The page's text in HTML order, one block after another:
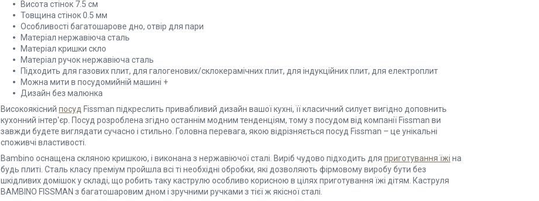
Висота стінок 7.5 см
Товщина стінок 0.5 мм
Особливості багатошарове дно, отвір для пари
Матеріал нержавіюча сталь
Матеріал кришки скло
Матеріал ручок нержавіюча сталь
Підходить для газових плит, для галогенових/склокерамічних плит, для індукційних плит, для електроплит
Можна мити в посудомийній машині +
Дизайн без малюнка
Високоякісний посуд Fissman підкреслить привабливий дизайн вашої кухні, її класичний силует вигідно доповнить
кухонний інтер'єр. Посуд розроблена згідно останнім модним тенденціям, тому з посудом від компанії Fissman ви
завжди будете виглядати сучасно і стильно. Головна перевага, якою відрізняється посуд Fissman – це унікальні
споживчі властивості.
Bambino оснащена скляною кришкою, і виконана з нержавіючої сталі. Виріб чудово підходить для приготування їжі на
будь плиті. Сталь класу преміум пройшла всі ті необхідні обробки, які дозволяють фірмовому виробу бути без
шкідливих домішок у складі, що робить таку каструлю особливо корисною в цілях приготування їжі дітям. Каструля
BAMBINO FISSMAN з багатошаровим дном і зручними ручками з тієї ж якісної сталі.